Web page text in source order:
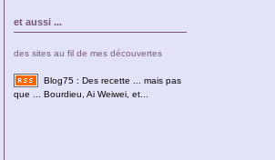
et aussi ...
des sites au fil de mes découvertes
Blog75 : Des recette ... mais pas
que ... Bourdieu, Ai Weiwei, et...